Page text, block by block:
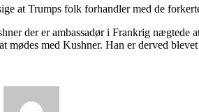
at Trumps folk forhandler med de
der er ambassadør i Frankrig
at mødes med Kushner. Han er derved